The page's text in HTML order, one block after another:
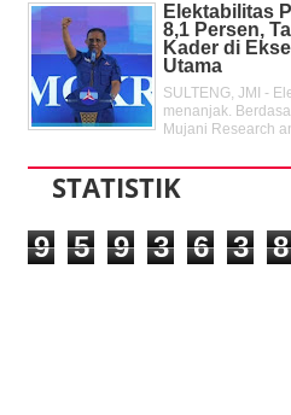
Elektabilitas
8,1 Persen,
Kader di
Utama
SULTENG, JMI -
menanjak.
Mujani Research
STATISTIK
9 5 9 3 6 3 8